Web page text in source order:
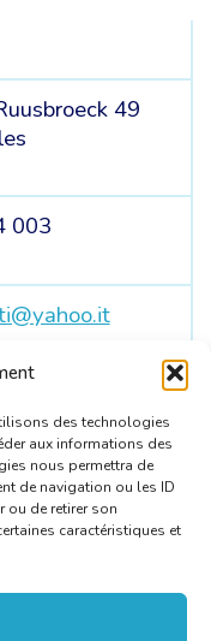
des technologies
aux informations des
nous permettra de
de navigation ou les ID
ou de retirer son
caractéristiques et
49
003